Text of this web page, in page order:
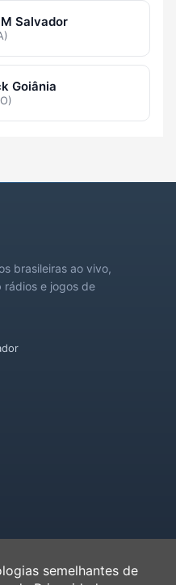
Salvador
Goiânia
brasileiras ao vivo,
rádios e jogos de
semelhantes de